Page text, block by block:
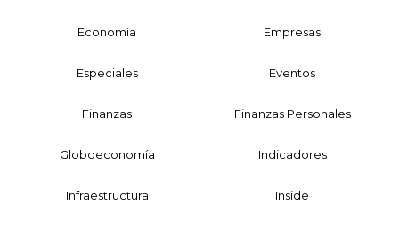
Economía Empresas
Especiales Eventos
Finanzas Finanzas Personales
Globoeconomía Indicadores
Infraestructura Inside